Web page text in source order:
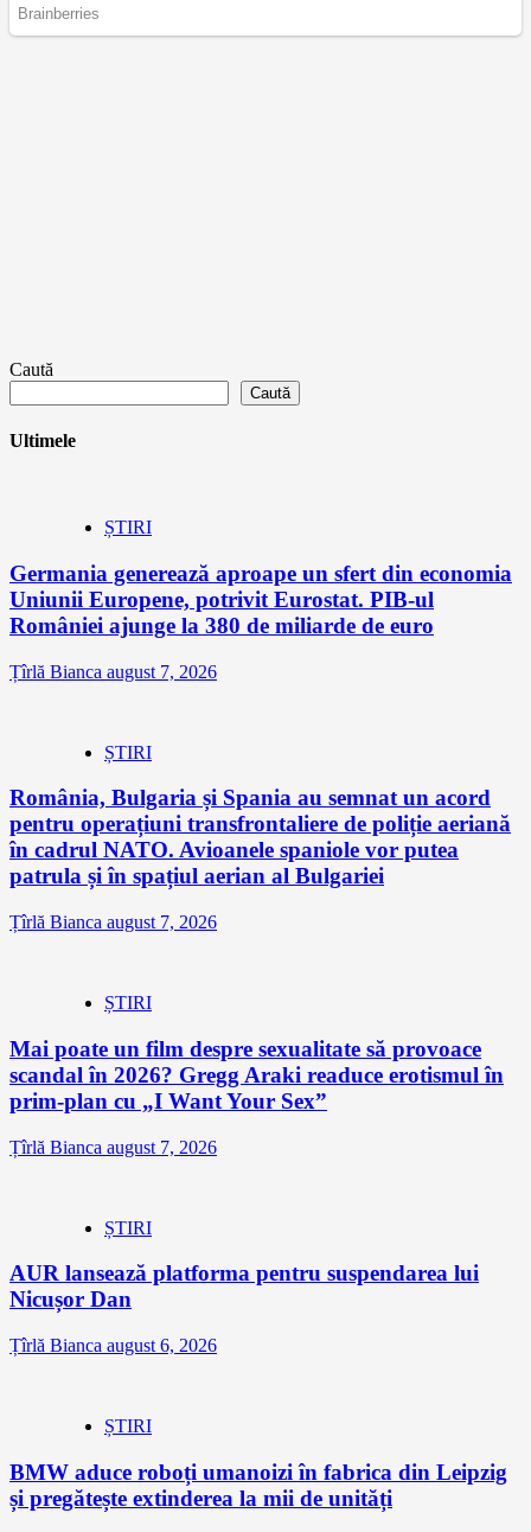
Caută
Caută
Ultimele
ȘTIRI
Germania generează aproape un sfert din economia
Uniunii Europene, potrivit Eurostat. PIB-ul
României ajunge la 380 de miliarde de euro
Țîrlă Bianca august 7, 2026
ȘTIRI
România, Bulgaria și Spania au semnat un acord
pentru operațiuni transfrontaliere de poliție aeriană
în cadrul NATO. Avioanele spaniole vor putea
patrula și în spațiul aerian al Bulgariei
Țîrlă Bianca august 7, 2026
ȘTIRI
Mai poate un film despre sexualitate să provoace
scandal în 2026? Gregg Araki readuce erotismul în
prim-plan cu „I Want Your Sex”
Țîrlă Bianca august 7, 2026
ȘTIRI
AUR lansează platforma pentru suspendarea lui
Nicușor Dan
Țîrlă Bianca august 6, 2026
ȘTIRI
BMW aduce roboți umanoizi în fabrica din Leipzig
și pregătește extinderea la mii de unități